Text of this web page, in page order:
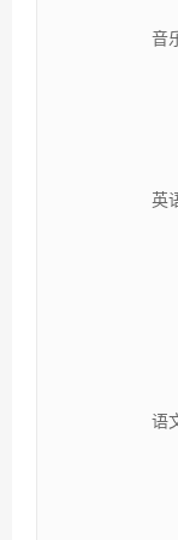
音
英
语